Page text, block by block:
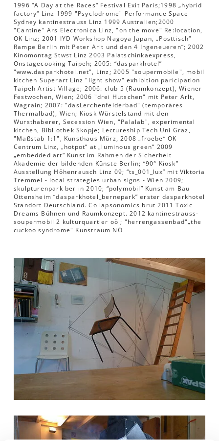
1996 “A Day at the Races“ Festival Exit Paris;1998 „hybrid
factory“ Linz 1999 "Psyclodrome" Performance Space
Sydney kantinestrauss Linz 1999 Australien;2000
"Cantine" Ars Electronica Linz, "on the move" Re:location,
OK Linz; 2001 IYD Workshop Nagoya Japan, „Posttisch“
Rampe Berlin mit Peter Arlt und den 4 Ingeneueren“; 2002
Kinomontag Stwst Linz 2003 Palatschinkaexpress,
Onstagecooking Taipeh; 2005: “dasparkhotel”
"www.dasparkhotel.net", Linz; 2005 "soupermobile", mobil
kitchen Superart Linz "light show" exhibition paricipation
Taipeh Artist Village; 2006: club 5 (Raumkonzept), Wiener
Festwochen, Wien; 2006 "drei Hutschen" mit Peter Arlt,
Wagrain; 2007: "dasLerchenfelderbad" (temporäres
Thermalbad), Wien; Kiosk Würstelstand mit den
Wursthaberer, Secession Wien, "Palalab", experimental
kitchen, Bibliothek Skopje; Lectureship Tech Uni Graz,
"Maßstab 1:1", Kunsthaus Mürz, 2008 „froebe“ OK
Centrum Linz, „hotpot“ at „luminous green“ 2009
„embedded art“ Kunst im Rahmen der Sicherheit
Akademie der bildenden Künste Berlin; “90° Kiosk”
Ausstellung Höhenrausch Linz 09; “ts_001_lux” mit Viktoria
Tremmel - local strategies urban signs - Wien 2009;
skulpturenpark berlin 2010; “polymobil” Kunst am Bau
Ottensheim “dasparkhotel_bernepark” erster dasparkhotel
Standort Deutschland. Collapsonomics brut 2011 Toxic
Dreams Bühnen und Raumkonzept. 2012 kantinestrauss-
soupermobil 2 kulturquartier oö ; "herrengassenbad"„the
cuckoo syndrome" Kunstraum NÖ